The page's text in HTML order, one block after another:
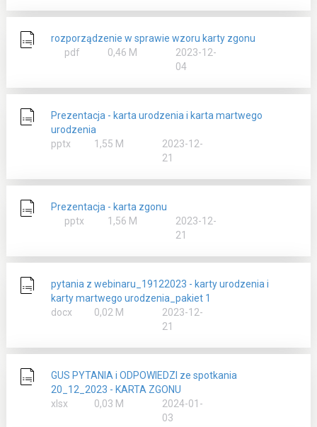
j
a
r
i
w
j
r
i
e
rozporządzenie w sprawie wzoru karty zgonu
pdf
rozmiar
0,46 M
2023-12-
04
Prezentacja - karta urodzenia i karta martwego
urodzenia
pptx
rozmiar
1,55 M
2023-12-
21
Prezentacja - karta zgonu
pptx
rozmiar
1,56 M
2023-12-
21
pytania z webinaru_19122023 - karty urodzenia i
karty martwego urodzenia_pakiet 1
docx
rozmiar
0,02 M
2023-12-
21
GUS PYTANIA i ODPOWIEDZI ze spotkania
20_12_2023 - KARTA ZGONU
xlsx
rozmiar
0,03 M
2024-01-
03